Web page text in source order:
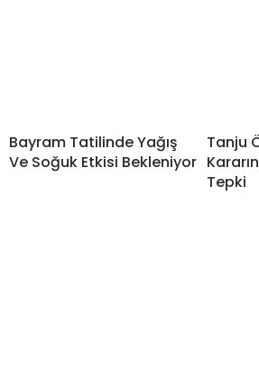
Bayram Tatilinde Yağış
Ve Soğuk Etkisi Bekleniyor
Tanju
Tepki